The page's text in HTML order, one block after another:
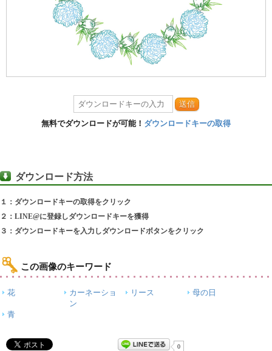
送信
無料でダウンロードが可能！ ダウンロードキーの取得
ダウンロード方法
１：ダウンロードキーの取得をクリック
２：LINE@に登録しダウンロードキーを獲得
３：ダウンロードキーを入力しダウンロードボタンをクリック
この画像のキーワード
花
カーネーショ
ン
リース 母の日
青
0